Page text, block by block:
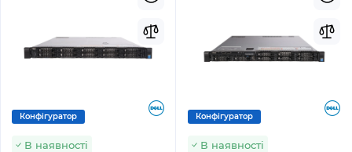
Конфігуратор
В наявності
Конфігуратор
В наявності